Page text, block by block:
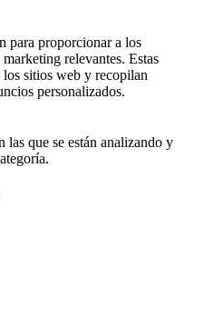
para proporcionar a los
relevantes. Estas
los sitios web y recopilan
personalizados.
las que se están analizando y